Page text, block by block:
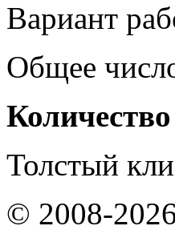
Вариант
Общее
Толстый
© 2008-